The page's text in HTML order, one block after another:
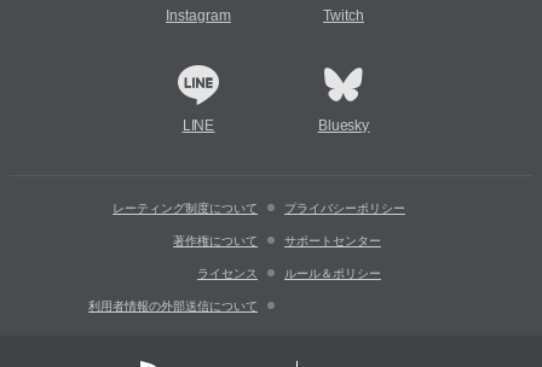
Instagram Twitch
LINE Bluesky
レーティング制度について プライバシーポリシー
著作権について サポートセンター
ライセンス ルール＆ポリシー
利用者情報の外部送信について